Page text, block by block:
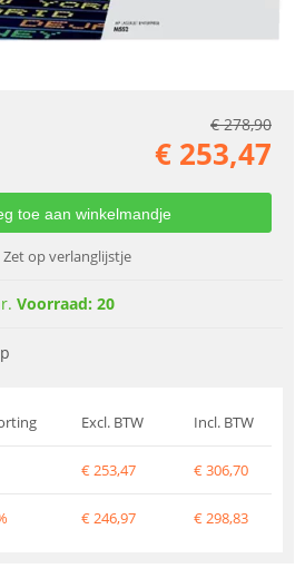
€278,90
€ 253,47
toe aan winkelmandje
Zet op verlanglijstje
Voorraad: 20
Excl. BTW Incl. BTW
€253,47 €306,70
€246,97 €298,83